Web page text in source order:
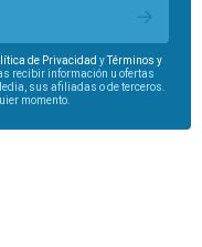
de Privacidad yTérminos y
recibir información u ofertas
sus afiliadas o de terceros.
momento.